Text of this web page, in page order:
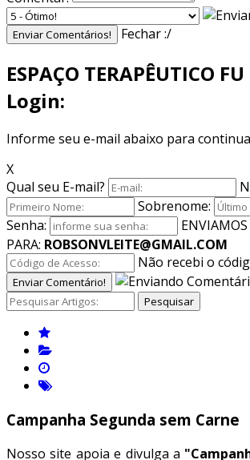
Enviar Comentários! Fechar :/
ESPAÇO TERAPÊUTICO
Login:
Informe seu e-mail abaixo para
X
Qual seu E-mail?
Sobrenome:
Senha:
PARA: ROBSONVLEITE@GMAIL.COM
Não recebi o
Enviar Comentário!
Pesquisar
Campanha Segunda sem Carne
Nosso site apoia e divulga a